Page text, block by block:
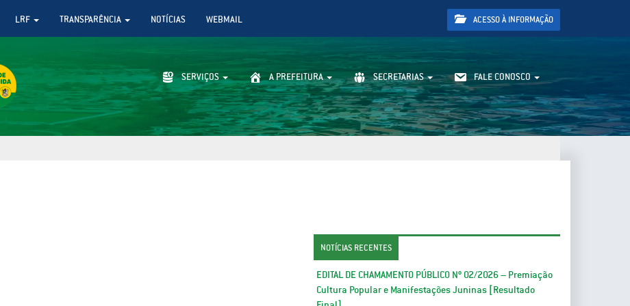
LRF TRANSPARÊNCIA NOTÍCIAS WEBMAIL ACESSO À INFORMAÇÃO
SERVIÇOS A PREFEITURA SECRETARIAS FALE CONOSCO
NOTÍCIAS RECENTES
EDITAL DE CHAMAMENTO PÚBLICO Nº 02/2026 – Premiação
Cultura Popular e Manifestações Juninas [Resultado